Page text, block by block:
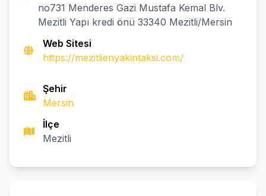
no731 Menderes Gazi Mustafa Kemal Blv.
Mezitli Yapı kredi önü 33340 Mezitli/Mersin
Web Sitesi
https://mezitlienyakintaksi.com/
Şehir
Mersin
İlçe
Mezitli